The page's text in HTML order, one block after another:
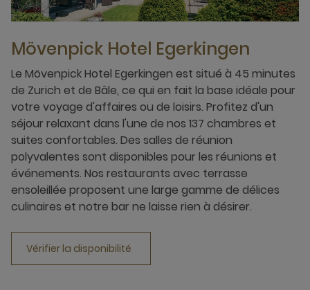
Mövenpick Hotel Egerkingen
Le Mövenpick Hotel Egerkingen est situé à 45 minutes
de Zurich et de Bâle, ce qui en fait la base idéale pour
votre voyage d'affaires ou de loisirs. Profitez d'un
séjour relaxant dans l'une de nos 137 chambres et
suites confortables. Des salles de réunion
polyvalentes sont disponibles pour les réunions et
événements. Nos restaurants avec terrasse
ensoleillée proposent une large gamme de délices
culinaires et notre bar ne laisse rien à désirer.
Vérifier la disponibilité